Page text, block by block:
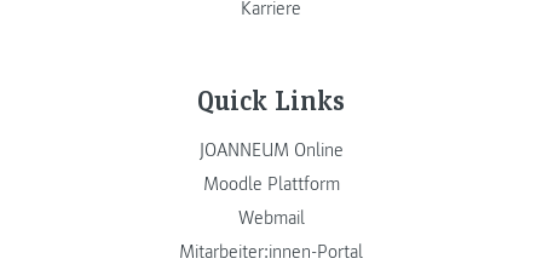
Karriere
Quick Links
JOANNEUM Online
Moodle Plattform
Webmail
Mitarbeiter:innen-Portal